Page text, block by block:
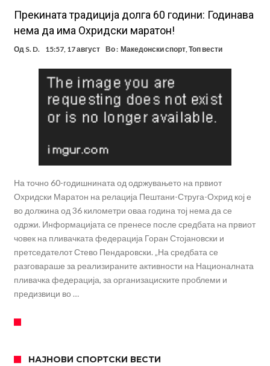
Прекината традиција долга 60 години: Годинава
нема да има Охридски маратон!
Од S. D. 15:57, 17 август Во : Македонски спорт, Топ вести
На точно 60-годишнината од одржувањето на првиот
Охридски Маратон на релација Пештани-Струга-Охрид кој е
во должина од 36 километри оваа година тој нема да се
одржи. Информацијата се пренесе после средбата на првиот
човек на пливачката федерација Горан Стојановски и
претседателот Стево Пендаровски. „На средбата се
разговараше за реализираните активности на Националната
пливачка федерација, за организациските проблеми и
предизвици во …
НАЈНОВИ СПОРТСКИ ВЕСТИ